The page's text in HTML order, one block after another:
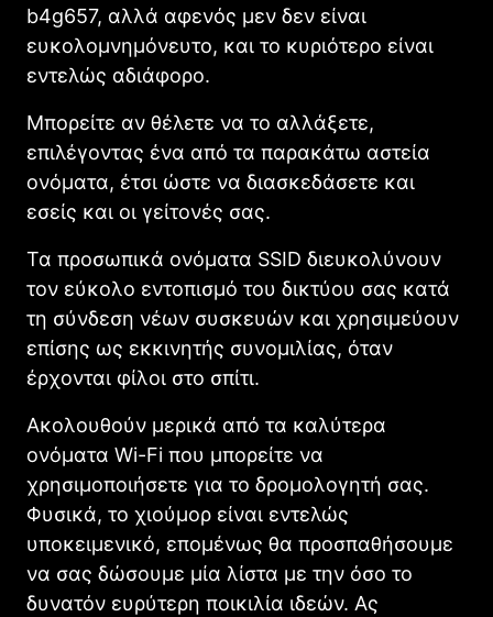
b4g657, αλλά αφενός μεν δεν είναι
ευκολομνημόνευτο, και το κυριότερο είναι
εντελώς αδιάφορο.
Μπορείτε αν θέλετε να το αλλάξετε,
επιλέγοντας ένα από τα παρακάτω αστεία
ονόματα, έτσι ώστε να διασκεδάσετε και
εσείς και οι γείτονές σας.
Τα προσωπικά ονόματα SSID διευκολύνουν
τον εύκολο εντοπισμό του δικτύου σας κατά
τη σύνδεση νέων συσκευών και χρησιμεύουν
επίσης ως εκκινητής συνομιλίας, όταν
έρχονται φίλοι στο σπίτι.
Ακολουθούν μερικά από τα καλύτερα
ονόματα Wi-Fi που μπορείτε να
χρησιμοποιήσετε για το δρομολογητή σας.
Φυσικά, το χιούμορ είναι εντελώς
υποκειμενικό, επομένως θα προσπαθήσουμε
να σας δώσουμε μία λίστα με την όσο το
δυνατόν ευρύτερη ποικιλία ιδεών. Ας